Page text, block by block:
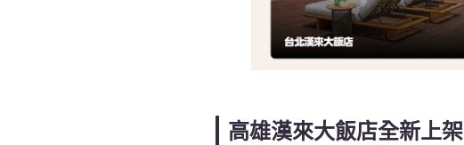
高雄漢來大飯店全新上架